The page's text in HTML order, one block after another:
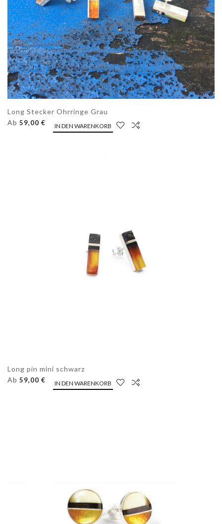
Long Stecker Ohrringe Grau
Ab 59,00 € IN DEN WARENKORB
Long pin mini schwarz
Ab 59,00 € IN DEN WARENKORB